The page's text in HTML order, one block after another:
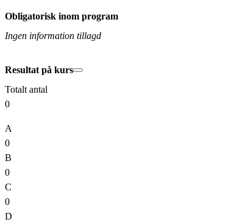
Obligatorisk inom program
Ingen information tillagd
Resultat på kurs
Totalt antal
0
A
0
B
0
C
0
D